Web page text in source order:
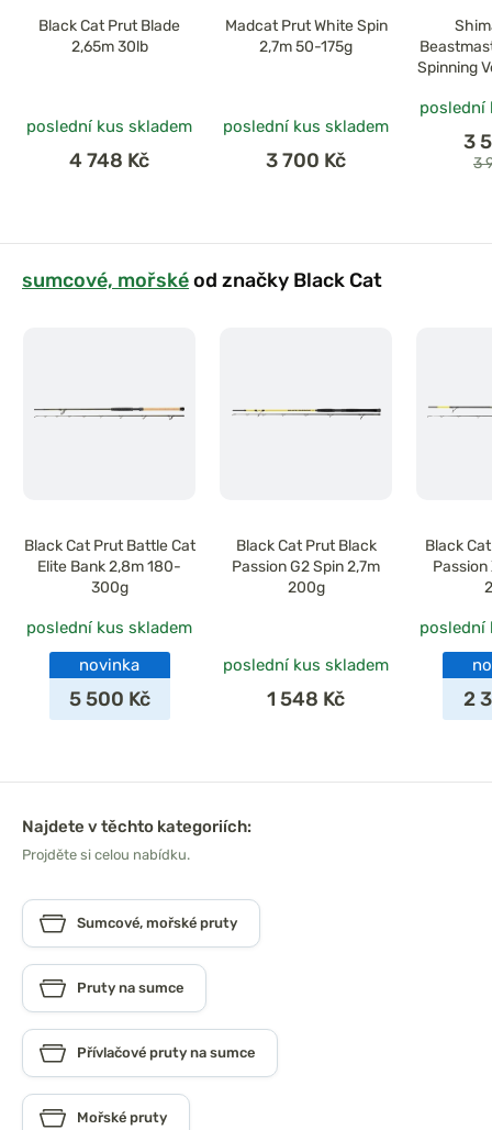
Black Cat Prut Blade
2,65m 30lb
poslední kus skladem
4 748 Kč
Madcat Prut White Spin
2,7m 50-175g
poslední kus skladem
3 700 Kč
Spinning
poslední
3
3
sumcové, mořskéod značky Black Cat
Black Cat Prut Battle Cat
Elite Bank 2,8m 180-
300g
poslední kus skladem
novinka
5 500 Kč
Black Cat Prut Black
Passion G2 Spin 2,7m
200g
poslední kus skladem
1 548 Kč
Black
Passion
poslední
2
Najdete v těchto kategoriích:
Projděte si celou nabídku.
Sumcové, mořské pruty
Pruty na sumce
Přívlačové pruty na sumce
Mořské pruty